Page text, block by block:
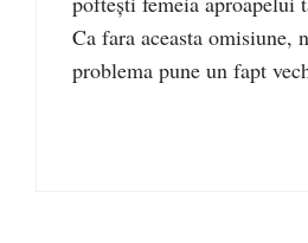
Ca fara aceasta omisiune,
problema pune un fapt